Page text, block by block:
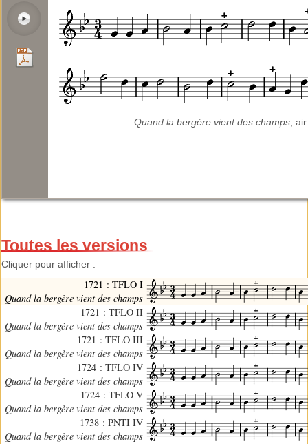
Quand la bergère vient des champs,
Toutes les versions
Cliquer pour afficher :
1721 : TFLO I
Quand la bergère vient des champs
1721 : TFLO II
Quand la bergère vient des champs
1721 : TFLO III
Quand la bergère vient des champs
1724 : TFLO IV
Quand la bergère vient des champs
1724 : TFLO V
Quand la bergère vient des champs
1738 : PNTI IV
Quand la bergère vient des champs